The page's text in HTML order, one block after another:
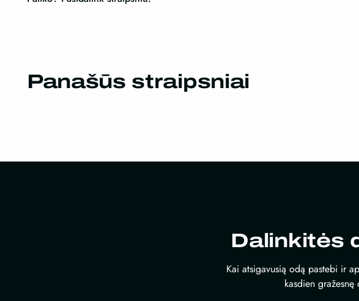
Panašūs straipsniai
Dalinkitės
Kai atsigavusią odą pastebi ir
kasdien